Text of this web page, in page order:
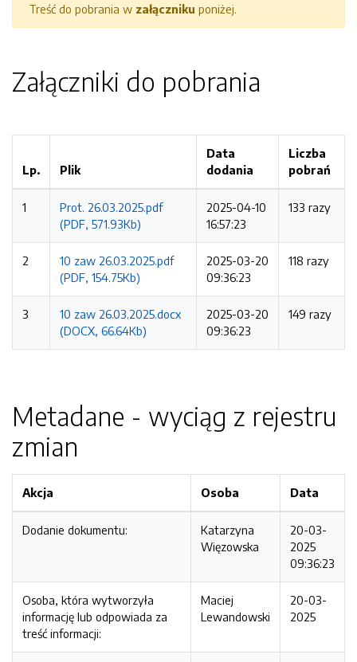
Treść do pobrania w załączniku poniżej.
Załączniki do pobrania
Lp. Plik
Data
dodania
Liczba
pobrań
1
Prot. 26.03.2025.pdf
(PDF, 571.93Kb)
2025-04-10
16:57:23
133 razy
2
10 zaw 26.03.2025.pdf
(PDF, 154.75Kb)
2025-03-20
09:36:23
118 razy
3
10 zaw 26.03.2025.docx
(DOCX, 66.64Kb)
2025-03-20
09:36:23
149 razy
Metadane - wyciąg z rejestru
zmian
Akcja Osoba Data
Dodanie dokumentu:
Katarzyna
Więzowska
20-03-
2025
09:36:23
Osoba, która wytworzyła
informację lub odpowiada za
treść informacji:
Maciej
Lewandowski
20-03-
2025